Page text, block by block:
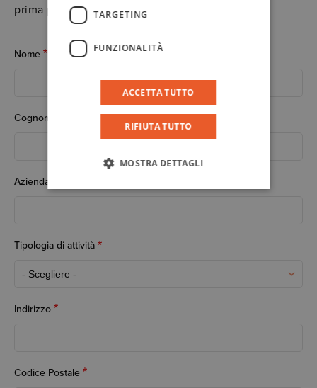
prima possibile
Nome
Cognome
Azienda
Tipologia di attività
Tipologia di attività
Indirizzo
Codice Postale
TARGETING
FUNZIONALITÀ
ACCETTA TUTTO
RIFIUTA TUTTO
MOSTRA DETTAGLI